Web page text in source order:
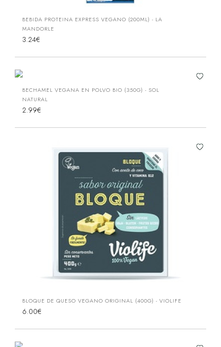
BEBIDA PROTEINA EXPRESS VEGANO (200ML) - LA
MANDORLE
3.24€
BECHAMEL VEGANA EN POLVO BIO (350G) - SOL
NATURAL
2.99€
BLOQUE DE QUESO VEGANO ORIGINAL (400G) - VIOLIFE
6.00€